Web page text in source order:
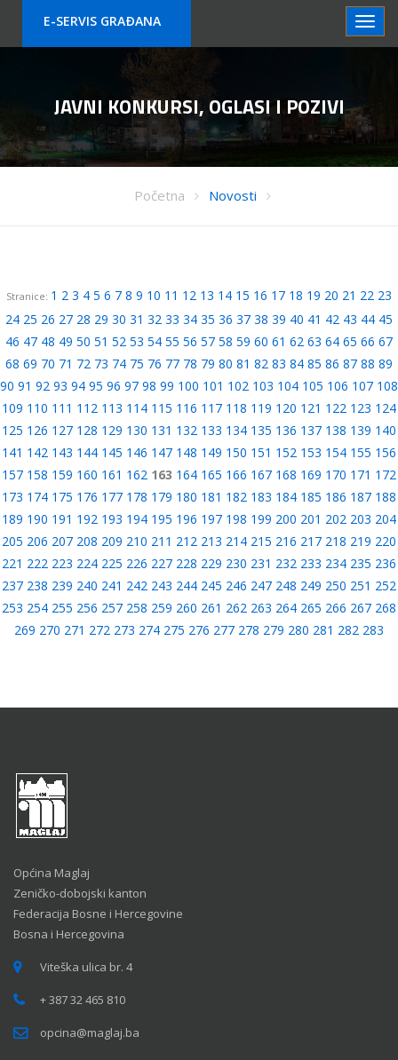
E-SERVIS GRAÐANA
JAVNI KONKURSI, OGLASI I POZIVI
Početna Novosti
Stranice: 1 2 3 4 5 6 7 8 9 10 11 12 13 14 15 16 17 18 19 20 21 22 23
24 25 26 27 28 29 30 31 32 33 34 35 36 37 38 39 40 41 42 43 44 45
46 47 48 49 50 51 52 53 54 55 56 57 58 59 60 61 62 63 64 65 66 67
68 69 70 71 72 73 74 75 76 77 78 79 80 81 82 83 84 85 86 87 88 89
90 91 92 93 94 95 96 97 98 99 100 101 102 103 104 105 106 107 108
109 110 111 112 113 114 115 116 117 118 119 120 121 122 123 124
125 126 127 128 129 130 131 132 133 134 135 136 137 138 139 140
141 142 143 144 145 146 147 148 149 150 151 152 153 154 155 156
157 158 159 160 161 162 163 164 165 166 167 168 169 170 171 172
173 174 175 176 177 178 179 180 181 182 183 184 185 186 187 188
189 190 191 192 193 194 195 196 197 198 199 200 201 202 203 204
205 206 207 208 209 210 211 212 213 214 215 216 217 218 219 220
221 222 223 224 225 226 227 228 229 230 231 232 233 234 235 236
237 238 239 240 241 242 243 244 245 246 247 248 249 250 251 252
253 254 255 256 257 258 259 260 261 262 263 264 265 266 267 268
269 270 271 272 273 274 275 276 277 278 279 280 281 282 283
Općina Maglaj
Zeničko-dobojski kanton
Federacija Bosne i Hercegovine
Bosna i Hercegovina
Viteška ulica br. 4
+ 387 32 465 810
opcina@maglaj.ba